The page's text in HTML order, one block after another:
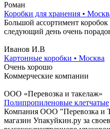
Роман
Коробки для хранения •
Большой ассортимент коробок
следующий день очень
Иванов И.В
Картонные коробки • Москва
Очень хорошо
Коммерческие компании
ООО «Перевозка и такелаж»
Полипропиленовые клетчатые
Компания ООО "Перевозка и
магазин Упакуйкин.ру за